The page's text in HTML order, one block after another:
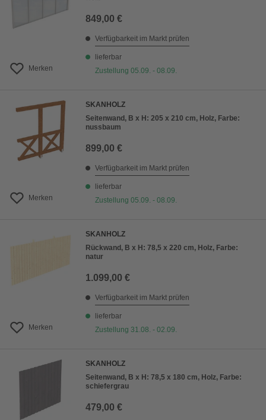
Merken
849,00 €
Verfügbarkeit im Markt prüfen
lieferbar
Zustellung 05.09. - 08.09.
Merken
SKANHOLZ
Seitenwand, B x H: 205 x 210 cm, Holz, Farbe:
nussbaum
899,00 €
Verfügbarkeit im Markt prüfen
lieferbar
Zustellung 05.09. - 08.09.
Merken
SKANHOLZ
Rückwand, B x H: 78,5 x 220 cm, Holz, Farbe:
natur
1.099,00 €
Verfügbarkeit im Markt prüfen
lieferbar
Zustellung 31.08. - 02.09.
SKANHOLZ
Seitenwand, B x H: 78,5 x 180 cm, Holz, Farbe:
schiefergrau
479,00 €